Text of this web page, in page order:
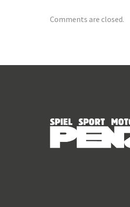
Comments are closed.